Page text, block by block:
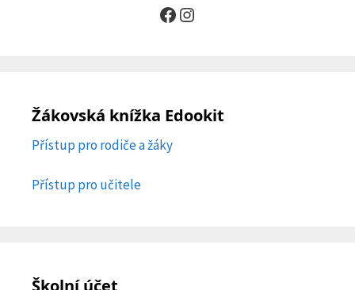
Facebook
Instagram
Žákovská knížka Edookit
Přístup pro rodiče a žáky
Přístup pro učitele